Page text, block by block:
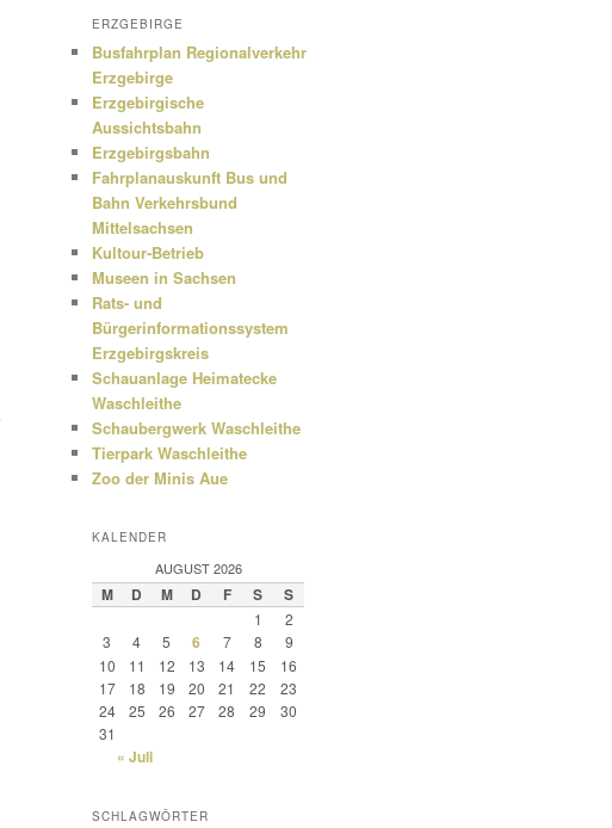
ERZGEBIRGE
Busfahrplan Regionalverkehr
Erzgebirge
Erzgebirgische
Aussichtsbahn
Erzgebirgsbahn
Fahrplanauskunft Bus und
Bahn Verkehrsbund
Mittelsachsen
Kultour-Betrieb
Museen in Sachsen
Rats- und
Bürgerinformationssystem
Erzgebirgskreis
Schauanlage Heimatecke
Waschleithe
Schaubergwerk Waschleithe
Tierpark Waschleithe
Zoo der Minis Aue
KALENDER
AUGUST 2026
M D M D F S S
1
2
3
4 5 6 7 8
9
10
11 12 13 14 15
16
17
18 19 20 21 22
23
24
25 26 27 28 29
30
31
« Juli
SCHLAGWÖRTER